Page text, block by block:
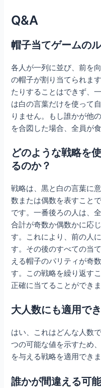
Q&A
帽子当てゲームの
各人が一列に並び、前を
の帽子が割り当てられま
たりすることはできず、
は白の言葉だけを使って
りません。もし誰かが他
を合図した場合、全員が
どのような戦略を
るのか？
戦略は、黒と白の言葉に
数または偶数を表すこと
です。一番後ろの人は、
合計が奇数か偶数かに応
す。これにより、前の人
す。その後のすべての当
える帽子のパリティが奇
す。この戦略を繰り返す
正確に当てることができま
大人数にも適用で
はい、これはどんな人数
つの可能な値を示すため
を与える戦略を適用できま
誰かが間違える可